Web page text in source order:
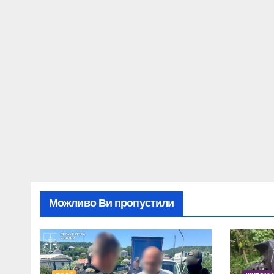
Можливо Ви пропустили